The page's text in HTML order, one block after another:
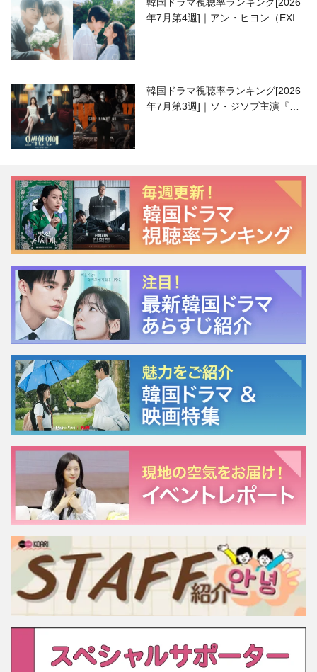
年7月第4週]｜アン・ヒヨン（EXID
韓国ドラマ視聴率ランキング[2026
年7月第3週]｜ソ・ジソブ主演『エ